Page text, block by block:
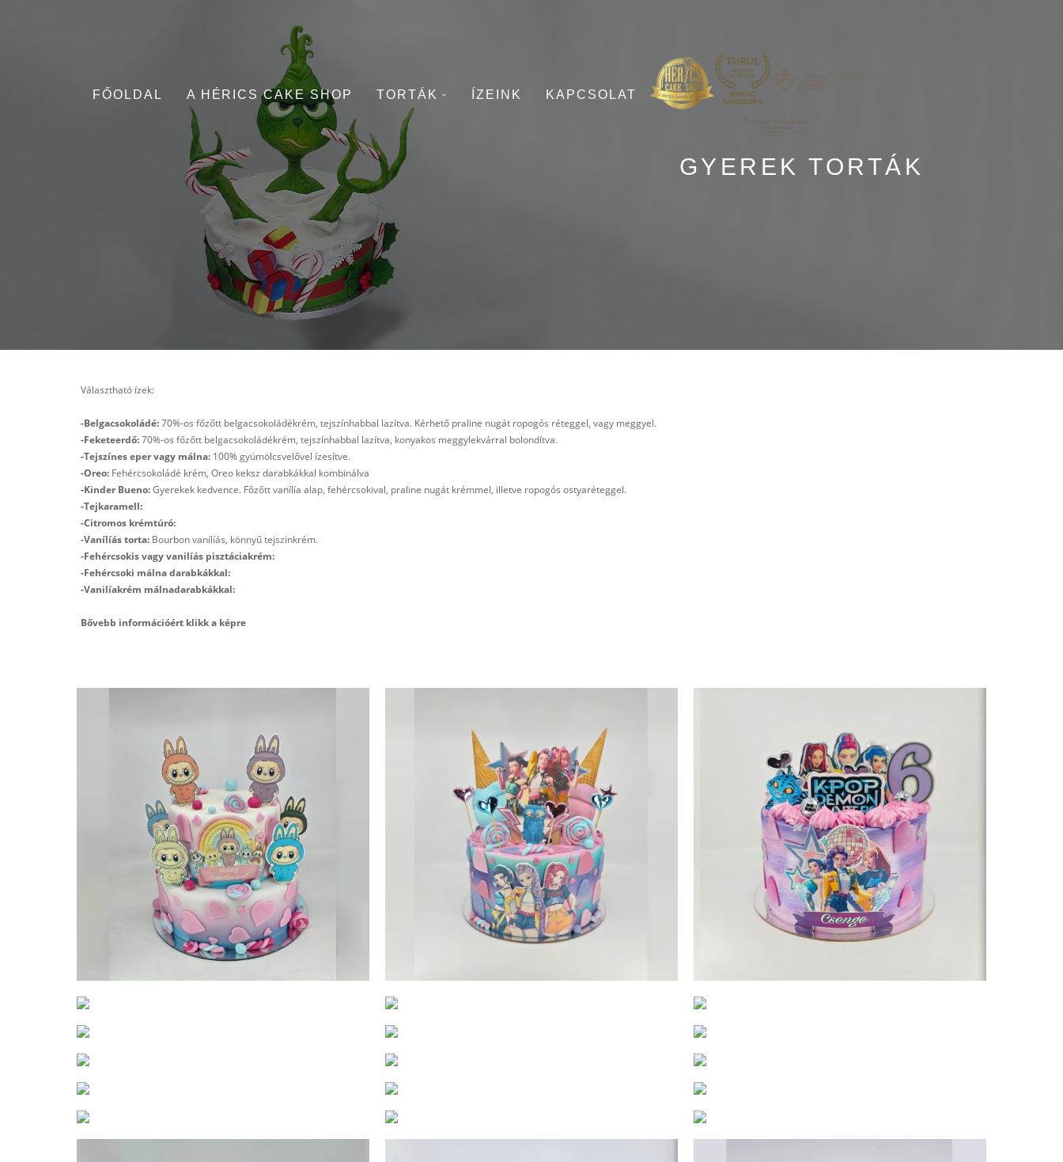
FŐOLDAL A HÉRICS CAKE SHOP TORTÁK ÍZEINK KAPCSOLAT
GYEREK TORTÁK
Választható ízek:
-Belgacsokoládé:70%-os főzőtt belgacsokoládékrém, tejszínhabbal lazítva. Kérhető praline nugát ropogós réteggel, vagy meggyel.
-Feketeerdő:70%-os főzőtt belgacsokoládékrém, tejszínhabbal lazítva, konyakos meggylekvárral bolondítva.
-Tejszínes eper vagy málna: 100% gyümölcsvelővel ízesítve.
-Oreo: Fehércsokoládé krém, Oreo keksz darabkákkal kombinálva
-Kinder Bueno:Gyerekek kedvence. Főzőtt vanílía alap, fehércsokival, praline nugát krémmel, illetve ropogós ostyaréteggel.
-Tejkaramell:
-Citromos krémtúró:
-Vanílíás torta: Bourbon vanílíás, könnyű tejszinkrém.
-Fehércsokis vagy vanilíás pisztáciakrém:
-Fehércsoki málna darabkákkal:
-Vanilíakrém málnadarabkákkal:
Bővebb információért klikk a képre